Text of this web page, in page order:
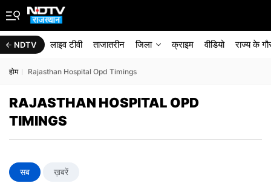
NDTV लाइव टीवी ताजातरीन जिला क्राइम वीडियो राज्‍य के
होम Rajasthan Hospital Opd Timings
RAJASTHAN HOSPITAL OPD
TIMINGS
सब ख़बरें